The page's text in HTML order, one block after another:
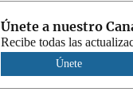
Únete a nuestro
Recibe todas las
Únete